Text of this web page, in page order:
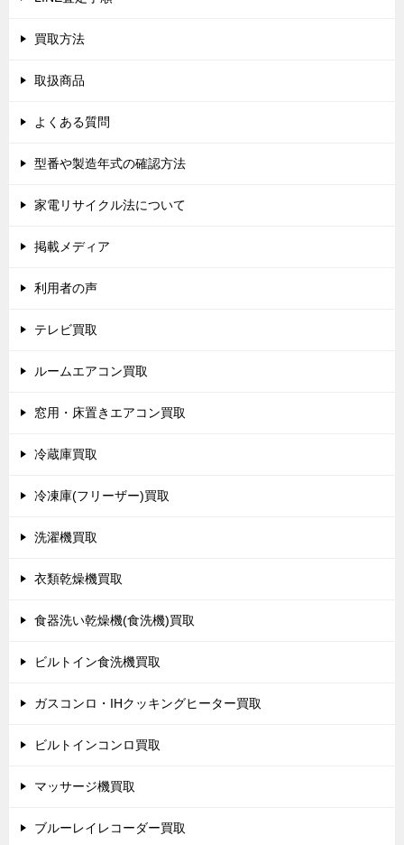
買取方法
取扱商品
よくある質問
型番や製造年式の確認方法
家電リサイクル法について
掲載メディア
利用者の声
テレビ買取
ルームエアコン買取
窓用・床置きエアコン買取
冷蔵庫買取
冷凍庫(フリーザー)買取
洗濯機買取
衣類乾燥機買取
食器洗い乾燥機(食洗機)買取
ビルトイン食洗機買取
ガスコンロ・IHクッキングヒーター買取
ビルトインコンロ買取
マッサージ機買取
ブルーレイレコーダー買取